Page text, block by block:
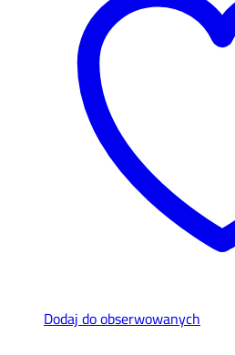
Dodaj do obserwowanych